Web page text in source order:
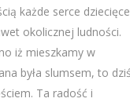
każde serce
okolicznej ludności.
iż mieszkamy w
była slumsem, to
Ta radość i